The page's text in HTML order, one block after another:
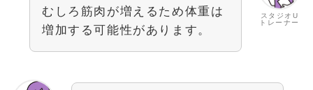
スタジオU
トレーナー
むしろ筋肉が増えるため体重は
増加する可能性があります。